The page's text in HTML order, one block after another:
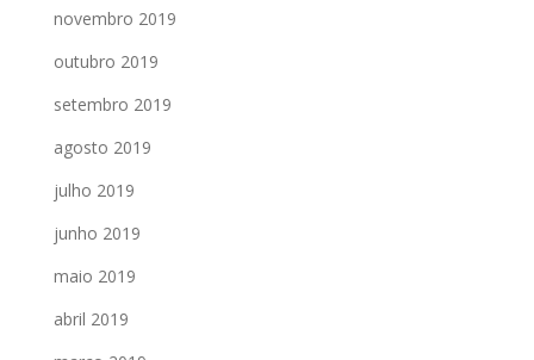
novembro 2019
outubro 2019
setembro 2019
agosto 2019
julho 2019
junho 2019
maio 2019
abril 2019